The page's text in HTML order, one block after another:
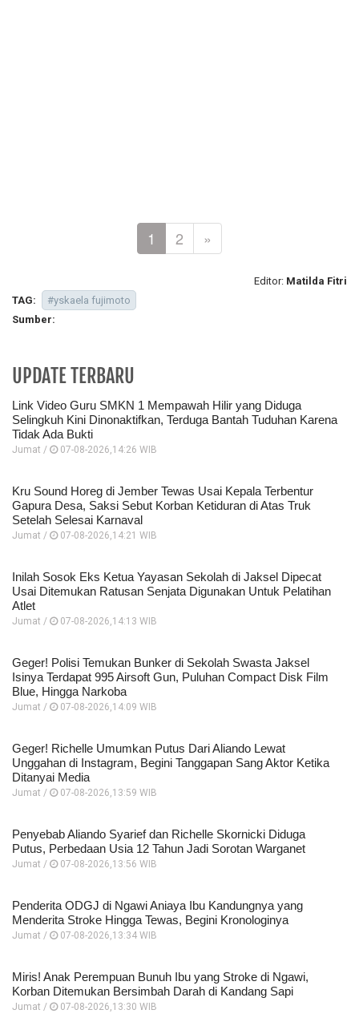
1 2 »
Editor: Matilda Fitri
TAG:
#yskaela fujimoto
Sumber:
UPDATE TERBARU
Link Video Guru SMKN 1 Mempawah Hilir yang Diduga
Selingkuh Kini Dinonaktifkan, Terduga Bantah Tuduhan Karena
Tidak Ada Bukti
Jumat / 07-08-2026,14:26 WIB
Kru Sound Horeg di Jember Tewas Usai Kepala Terbentur
Gapura Desa, Saksi Sebut Korban Ketiduran di Atas Truk
Setelah Selesai Karnaval
Jumat / 07-08-2026,14:21 WIB
Inilah Sosok Eks Ketua Yayasan Sekolah di Jaksel Dipecat
Usai Ditemukan Ratusan Senjata Digunakan Untuk Pelatihan
Atlet
Jumat / 07-08-2026,14:13 WIB
Geger! Polisi Temukan Bunker di Sekolah Swasta Jaksel
Isinya Terdapat 995 Airsoft Gun, Puluhan Compact Disk Film
Blue, Hingga Narkoba
Jumat / 07-08-2026,14:09 WIB
Geger! Richelle Umumkan Putus Dari Aliando Lewat
Unggahan di Instagram, Begini Tanggapan Sang Aktor Ketika
Ditanyai Media
Jumat / 07-08-2026,13:59 WIB
Penyebab Aliando Syarief dan Richelle Skornicki Diduga
Putus, Perbedaan Usia 12 Tahun Jadi Sorotan Warganet
Jumat / 07-08-2026,13:56 WIB
Penderita ODGJ di Ngawi Aniaya Ibu Kandungnya yang
Menderita Stroke Hingga Tewas, Begini Kronologinya
Jumat / 07-08-2026,13:34 WIB
Miris! Anak Perempuan Bunuh Ibu yang Stroke di Ngawi,
Korban Ditemukan Bersimbah Darah di Kandang Sapi
Jumat / 07-08-2026,13:30 WIB